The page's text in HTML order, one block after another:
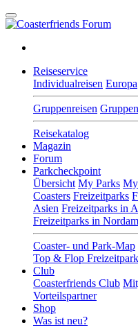
Reiseservice
Individualreisen Europa
Gruppenreisen
Reisekatalog
Magazin
Forum
Parkcheckpoint
Übersicht My Parks My
Coasters Freizeitparks
Asien Freizeitparks in
Freizeitparks in
Coaster- und Park-Map
Top & Flop
Club
Coasterfriends Club
Vorteilspartner
Shop
Was ist neu?